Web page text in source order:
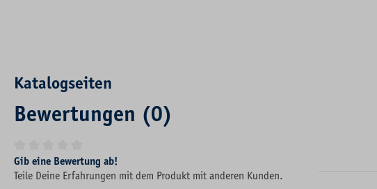
Katalogseiten
Bewertungen (0)
Durchschnittliche Bewertung von 0 von 5 Sternen
Gib eine Bewertung ab!
Teile Deine Erfahrungen mit dem Produkt mit anderen Kunden.